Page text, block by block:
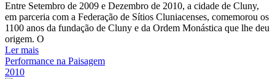
Entre Setembro de 2009 e Dezembro de 2010, a cidade de Cluny,
em parceria com a Federação de Sítios Cluniacenses, comemorou os
1100 anos da fundação de Cluny e da Ordem Monástica que lhe deu
origem. O
Ler mais
Performance na Paisagem
2010